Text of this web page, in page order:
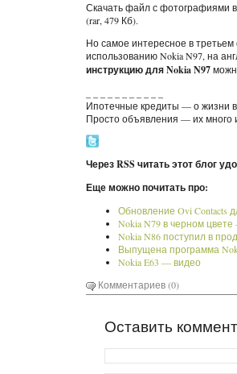
Скачать файл с фотографиями
(rar, 479 Кб).
Но самое интересное в
использованию Nokia N97, на
инструкцию для Nokia N97
Ипотечные кредиты — о жизни в
Просто объявления — их много
Через RSS читать этот блог
Еще можно почитать про:
Обновление Ovi Contacts
Nokia N79 в черном
Nokia N86 поступил в
Выпущена программа
Nokia E63 — видео
Комментариев (0)
Оставить